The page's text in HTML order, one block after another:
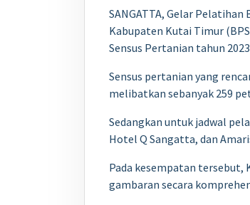
SANGATTA, Gelar
Kabupaten Kutai Timur
Sensus Pertanian tahun
Sensus pertanian yang
melibatkan sebanyak 259
Sedangkan untuk jadwal
Hotel Q Sangatta, dan
Pada kesempatan tersebut,
gambaran secara